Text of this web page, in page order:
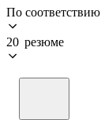
По соответствию
20 резюме